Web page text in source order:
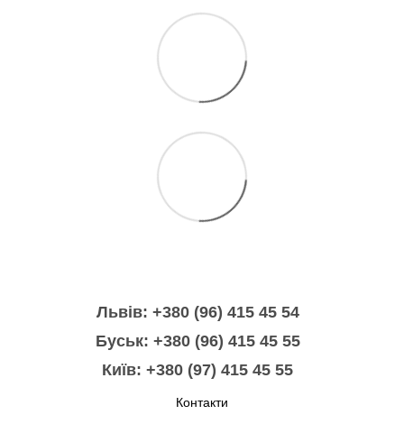
Львів: +380 (96) 415 45 54
Буськ: +380 (96) 415 45 55
Київ: +380 (97) 415 45 55
Контакти